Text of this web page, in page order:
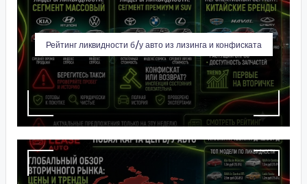
Рейтинг ликвидности б/у авто из лизинга и конфиската